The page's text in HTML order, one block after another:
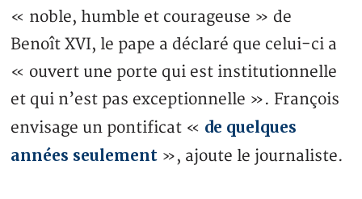
« noble, humble et courageuse » de
Benoît XVI, le pape a déclaré que celui-ci a
« ouvert une porte qui est institutionnelle
et qui n’est pas exceptionnelle ». François
envisage un pontificat « de quelques
années seulement », ajoute le journaliste.